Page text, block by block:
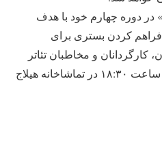
در دوره چهارم خود با هدف
فراهم کردن بستری برای
کارگردانان و مخاطبان تئاتر
شکل گرفته و هر هفته شنبه‌ها ساعت ۱۸:۳۰ در تماشاخانه هیلاج